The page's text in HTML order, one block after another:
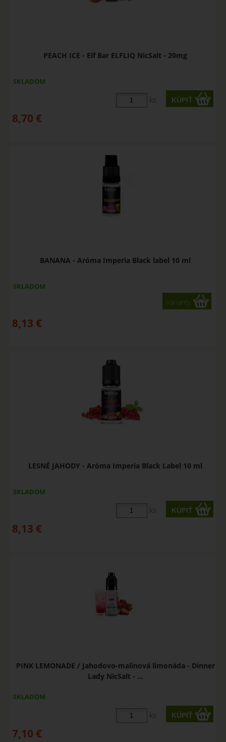
PEACH ICE - Elf Bar ELFLIQ NicSalt - 20mg
SKLADOM
ks
8,70 €
BANANA - Aróma Imperia Black label 10 ml
SKLADOM
Varianty
8,13 €
LESNÉ JAHODY - Aróma Imperia Black Label 10 ml
SKLADOM
ks
8,13 €
PINK LEMONADE / Jahodovo-malinová limonáda - Dinner
Lady NicSalt - ...
SKLADOM
ks
7,10 €